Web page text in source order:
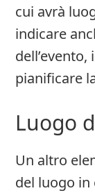
cui avrà
indicare
pianificare
Luogo
Un altro
del luogo in